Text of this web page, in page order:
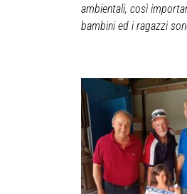
ambientali, così
bambini ed i ragazzi